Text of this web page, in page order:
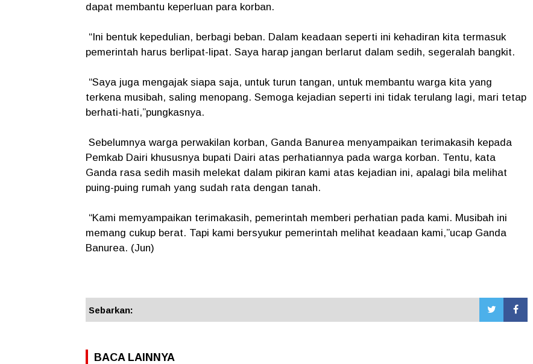
dapat membantu keperluan para korban.
“Ini bentuk kepedulian, berbagi beban. Dalam keadaan seperti ini kehadiran kita termasuk
pemerintah harus berlipat-lipat. Saya harap jangan berlarut dalam sedih, segeralah bangkit.
“Saya juga mengajak siapa saja, untuk turun tangan, untuk membantu warga kita yang
terkena musibah, saling menopang. Semoga kejadian seperti ini tidak terulang lagi, mari tetap
berhati-hati,”pungkasnya.
Sebelumnya warga perwakilan korban, Ganda Banurea menyampaikan terimakasih kepada
Pemkab Dairi khususnya bupati Dairi atas perhatiannya pada warga korban. Tentu, kata
Ganda rasa sedih masih melekat dalam pikiran kami atas kejadian ini, apalagi bila melihat
puing-puing rumah yang sudah rata dengan tanah.
“Kami memyampaikan terimakasih, pemerintah memberi perhatian pada kami. Musibah ini
memang cukup berat. Tapi kami bersyukur pemerintah melihat keadaan kami,”ucap Ganda
Banurea. (Jun)
Sebarkan:
BACA LAINNYA